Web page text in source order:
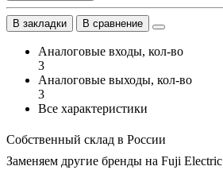
В закладки В сравнение
Аналоговые входы, кол-во
3
Аналоговые выходы, кол-во
3
Все характеристики
Собственный склад в России
Заменяем другие бренды на Fuji Electric